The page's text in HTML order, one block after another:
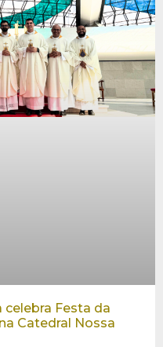
celebra Festa da
Catedral Nossa